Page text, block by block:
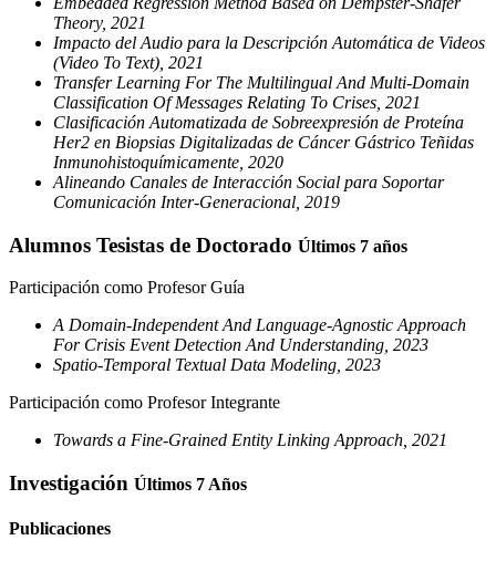
Theory, 2021
Impacto del Audio para la Descripción Automática de Videos
(Video To Text), 2021
Transfer Learning For The Multilingual And Multi-Domain
Classification Of Messages Relating To Crises, 2021
Clasificación Automatizada de Sobreexpresión de Proteína
Her2 en Biopsias Digitalizadas de Cáncer Gástrico Teñidas
Inmunohistoquímicamente, 2020
Alineando Canales de Interacción Social para Soportar
Comunicación Inter-Generacional, 2019
Alumnos Tesistas de Doctorado Últimos 7 años
Participación como Profesor Guía
A Domain-Independent And Language-Agnostic Approach
For Crisis Event Detection And Understanding, 2023
Spatio-Temporal Textual Data Modeling, 2023
Participación como Profesor Integrante
Towards a Fine-Grained Entity Linking Approach, 2021
Investigación Últimos 7 Años
Publicaciones